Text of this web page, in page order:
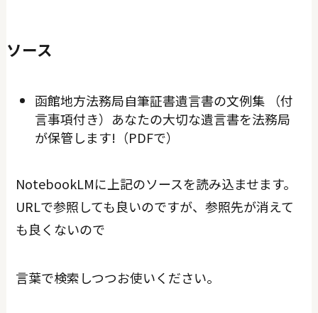
ソース
函館地方法務局自筆証書遺言書の文例集 （付
言事項付き）あなたの大切な遺言書を法務局
が保管します!（PDFで）
NotebookLMに上記のソースを読み込ませます。
URLで参照しても良いのですが、参照先が消えて
も良くないので
言葉で検索しつつお使いください。